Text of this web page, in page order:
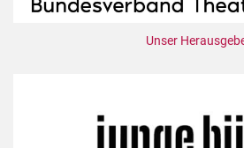
Unser